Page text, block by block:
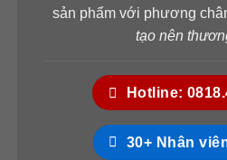
sản phẩm với phương
tạo nên
Hotline:
30+ Nhân